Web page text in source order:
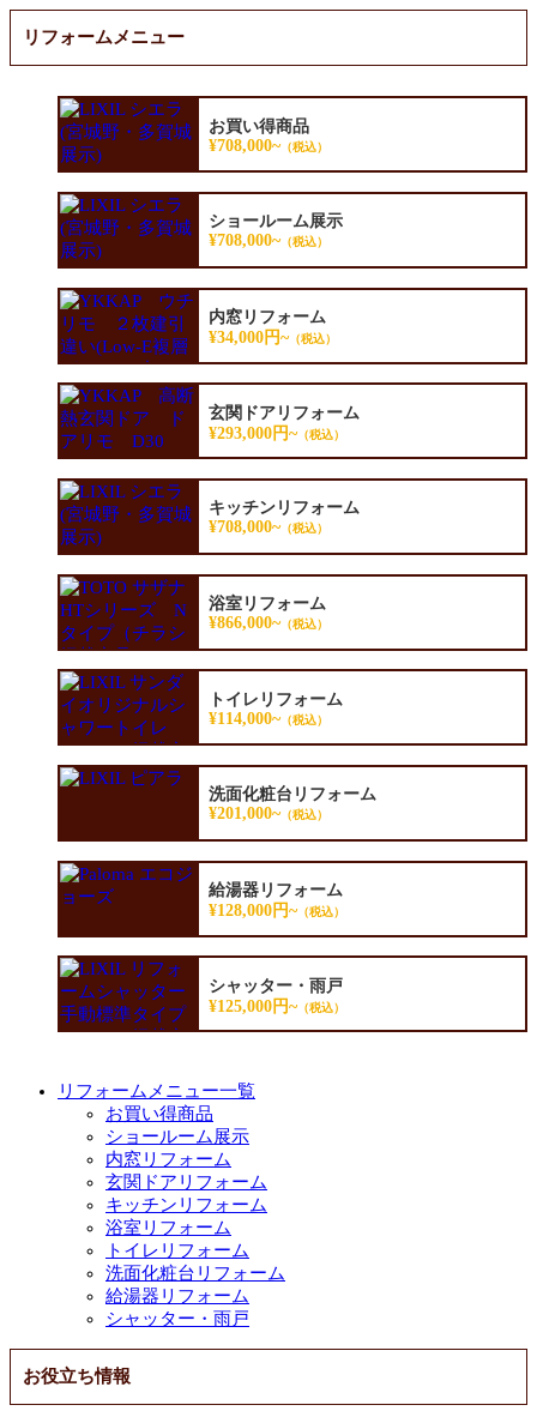
リフォームメニュー
お買い得商品
¥708,000~（税込）
ショールーム展示
¥708,000~（税込）
内窓リフォーム
¥34,000円~（税込）
玄関ドアリフォーム
¥293,000円~（税込）
キッチンリフォーム
¥708,000~（税込）
浴室リフォーム
¥866,000~（税込）
トイレリフォーム
¥114,000~（税込）
洗面化粧台リフォーム
¥201,000~（税込）
給湯器リフォーム
¥128,000円~（税込）
シャッター・雨戸
¥125,000円~（税込）
リフォームメニュー一覧
お買い得商品
ショールーム展示
内窓リフォーム
玄関ドアリフォーム
キッチンリフォーム
浴室リフォーム
トイレリフォーム
洗面化粧台リフォーム
給湯器リフォーム
シャッター・雨戸
お役立ち情報